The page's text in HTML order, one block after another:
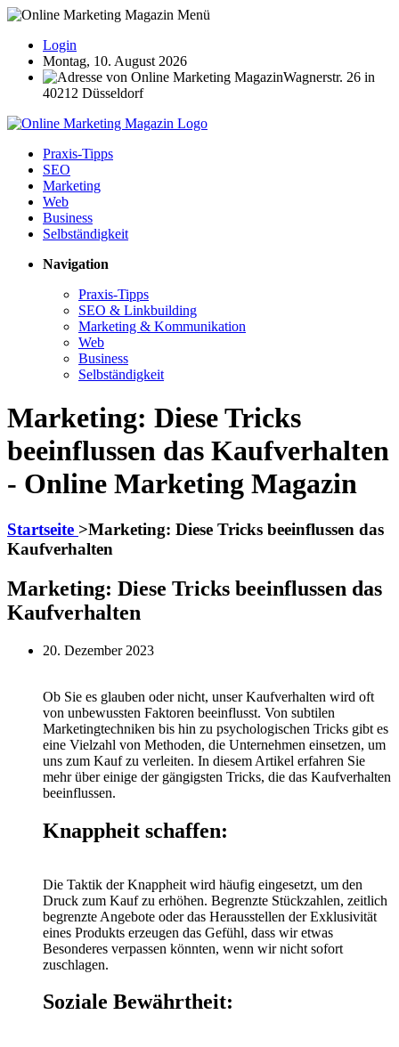
Login
Montag, 10. August 2026
Wagnerstr. 26 in
40212 Düsseldorf
Praxis-Tipps
SEO
Marketing
Web
Business
Selbständigkeit
Navigation
Praxis-Tipps
SEO & Linkbuilding
Marketing & Kommunikation
Web
Business
Selbständigkeit
Marketing: Diese Tricks
beeinflussen das Kaufverhalten
- Online Marketing Magazin
Startseite >Marketing: Diese Tricks beeinflussen das
Kaufverhalten
Marketing: Diese Tricks beeinflussen das
Kaufverhalten
20. Dezember 2023
Ob Sie es glauben oder nicht, unser Kaufverhalten wird oft
von unbewussten Faktoren beeinflusst. Von subtilen
Marketingtechniken bis hin zu psychologischen Tricks gibt es
eine Vielzahl von Methoden, die Unternehmen einsetzen, um
uns zum Kauf zu verleiten. In diesem Artikel erfahren Sie
mehr über einige der gängigsten Tricks, die das Kaufverhalten
beeinflussen.
Knappheit schaffen:
Die Taktik der Knappheit wird häufig eingesetzt, um den
Druck zum Kauf zu erhöhen. Begrenzte Stückzahlen, zeitlich
begrenzte Angebote oder das Herausstellen der Exklusivität
eines Produkts erzeugen das Gefühl, dass wir etwas
Besonderes verpassen könnten, wenn wir nicht sofort
zuschlagen.
Soziale Bewährtheit: